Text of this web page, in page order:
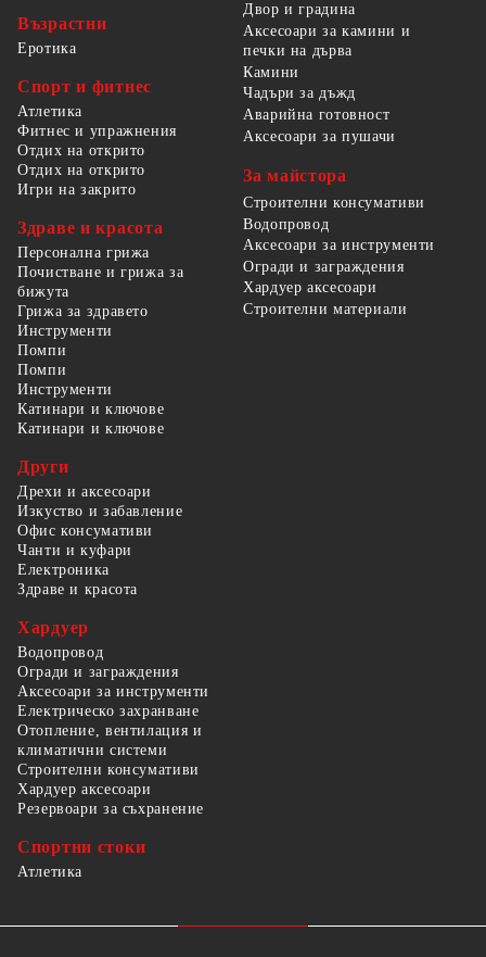
Възрастни
Еротика
Спорт и фитнес
Атлетика
Фитнес и упражнения
Отдих на открито
Отдих на открито
Игри на закрито
Здраве и красота
Персонална грижа
Почистване и грижа за
бижута
Грижа за здравето
Двор и градина
Аксесоари за камини и
печки на дърва
Камини
Чадъри за дъжд
Аварийна готовност
Аксесоари за пушачи
За майстора
Строителни консумативи
Водопровод
Аксесоари за инструменти
Огради и заграждения
Хардуер аксесоари
Строителни материали
Инструменти
Помпи
Помпи
Инструменти
Катинари и ключове
Катинари и ключове
Други
Дрехи и аксесоари
Изкуство и забавление
Офис консумативи
Чанти и куфари
Електроника
Здраве и красота
Хардуер
Водопровод
Огради и заграждения
Аксесоари за инструменти
Електрическо захранване
Отопление, вентилация и
климатични системи
Строителни консумативи
Хардуер аксесоари
Резервоари за съхранение
Спортни стоки
Атлетика